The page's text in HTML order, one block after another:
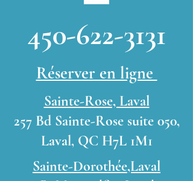
450-622-3131
Réserver en ligne
Sainte-Rose, Laval
257 Bd Sainte-Rose suite 050,
Laval, QC H7L 1M1
Sainte-Dorothée,Laval